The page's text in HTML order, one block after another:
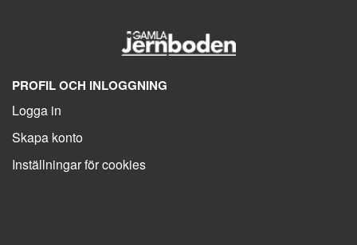
PROFIL OCH INLOGGNING
Logga in
Skapa konto
Inställningar för cookies